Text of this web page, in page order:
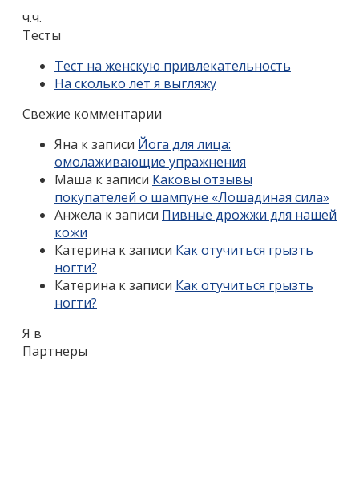
ч.ч.
Тесты
Тест на женскую привлекательность
На сколько лет я выгляжу
Свежие комментарии
Яна к записи Йога для лица:
омолаживающие упражнения
Маша к записи Каковы отзывы
покупателей о шампуне «Лошадиная сила»
Анжела к записи Пивные дрожжи для нашей
кожи
Катерина к записи Как отучиться грызть
ногти?
Катерина к записи Как отучиться грызть
ногти?
Я в
Партнеры